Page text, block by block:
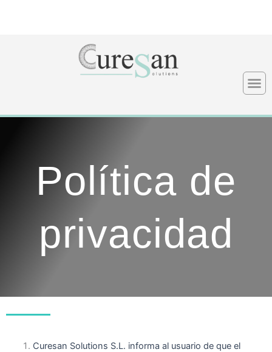
Política de
privacidad
Curesan Solutions S.L. informa al usuario de que el